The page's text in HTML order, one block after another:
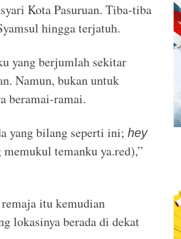
Kota Pasuruan. Tiba-tiba
hingga terjatuh.
yang berjumlah sekitar
Namun, bukan untuk
beramai-ramai.
yang bilang seperti ini; hey
temanku ya.red),”
itu kemudian
lokasinya berada di dekat